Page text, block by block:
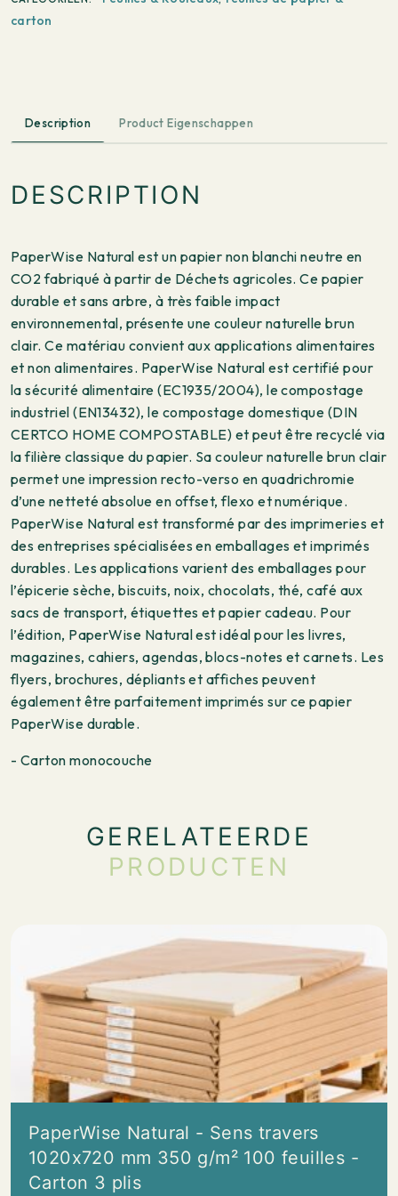
mm
000
Carton
monocouche
carton
Description Product Eigenschappen
DESCRIPTION
PaperWise Natural est un papier non blanchi neutre en
CO2 fabriqué à partir de Déchets agricoles. Ce papier
durable et sans arbre, à très faible impact
environnemental, présente une couleur naturelle brun
clair. Ce matériau convient aux applications alimentaires
et non alimentaires. PaperWise Natural est certifié pour
la sécurité alimentaire (EC1935/2004), le compostage
industriel (EN13432), le compostage domestique (DIN
CERTCO HOME COMPOSTABLE) et peut être recyclé via
la filière classique du papier. Sa couleur naturelle brun clair
permet une impression recto-verso en quadrichromie
d’une netteté absolue en offset, flexo et numérique.
PaperWise Natural est transformé par des imprimeries et
des entreprises spécialisées en emballages et imprimés
durables. Les applications varient des emballages pour
l’épicerie sèche, biscuits, noix, chocolats, thé, café aux
sacs de transport, étiquettes et papier cadeau. Pour
l’édition, PaperWise Natural est idéal pour les livres,
magazines, cahiers, agendas, blocs-notes et carnets. Les
flyers, brochures, dépliants et affiches peuvent
également être parfaitement imprimés sur ce papier
PaperWise durable.
- Carton monocouche
GERELATEERDE
PRODUCTEN
PaperWise Natural - Sens travers
1020x720 mm 350 g/m² 100 feuilles -
Carton 3 plis